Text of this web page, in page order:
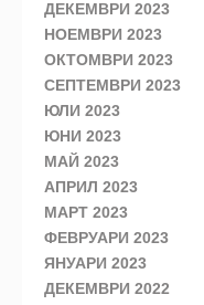
ДЕКЕМВРИ 2023
НОЕМВРИ 2023
ОКТОМВРИ 2023
СЕПТЕМВРИ 2023
ЮЛИ 2023
ЮНИ 2023
МАЙ 2023
АПРИЛ 2023
МАРТ 2023
ФЕВРУАРИ 2023
ЯНУАРИ 2023
ДЕКЕМВРИ 2022